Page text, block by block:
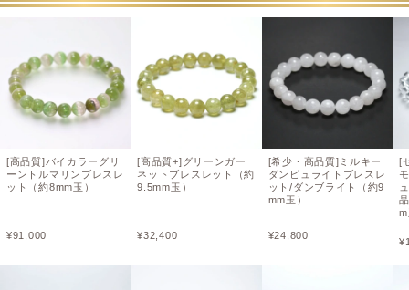
[高品質]バイカラーグリ
ーントルマリンブレスレ
ット（約8mm玉）
¥91,000
[高品質+]グリーンガー
ネットブレスレット（約
9.5mm玉）
¥32,400
[希少・高品質]ミルキー
ダンビュライトブレスレ
ット/ダンブライト（約9
mm玉）
¥24,800
[
¥